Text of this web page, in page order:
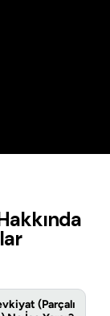
(Parçalı